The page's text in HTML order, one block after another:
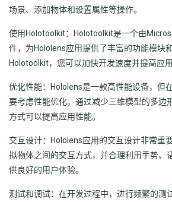
场景、添加物体和设置属性等操作。
使用Holotoolkit：Holotoolkit是一个由
件，为Hololens应用提供了丰富的功能模块
Holotoolkit，您可以加快开发速度并提高应用
优化性能：Hololens是一款高性能设备，但
要考虑性能优化。通过减少三维模型的多边
方式可以提高应用性能。
交互设计：Hololens应用的交互设计非常重
拟物体之间的交互方式，并合理利用手势、
供良好的用户体验。
测试和调试：在开发过程中，进行频繁的测